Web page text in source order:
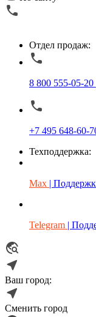
Отдел продаж:
8 800 555-05-20
+7 495 648-60-
Техподдержка:
Max |
Telegram |
Ваш город:
Сменить город